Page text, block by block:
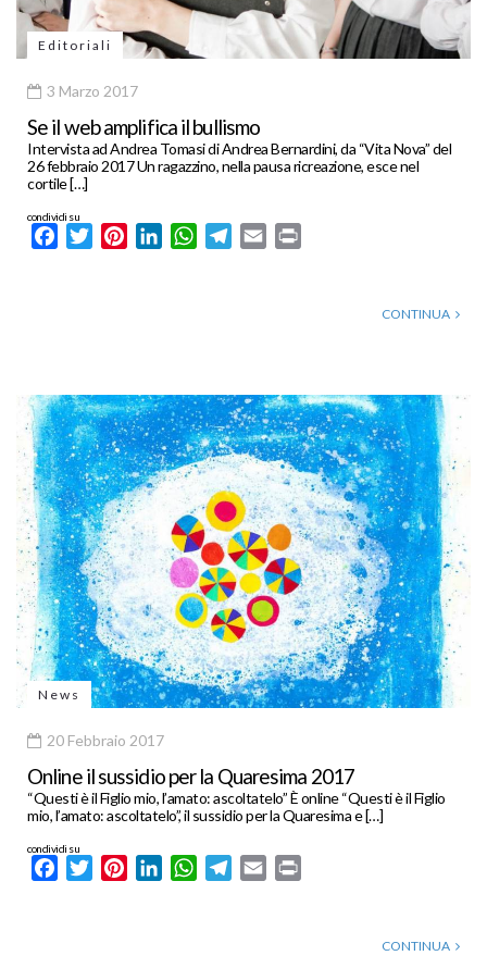
Editoriali
3 Marzo 2017
Se il web amplifica il bullismo
Intervista ad Andrea Tomasi di Andrea Bernardini, da “Vita Nova” del
26 febbraio 2017 Un ragazzino, nella pausa ricreazione, esce nel
cortile […]
condividi su
FacebookTwitterPinterestLinkedInWhatsApp
Telegram
Email
CONTINUA
News
20 Febbraio 2017
Online il sussidio per la Quaresima 2017
“Questi è il Figlio mio, l’amato: ascoltatelo” È online “Questi è il Figlio
mio, l’amato: ascoltatelo”, il sussidio per la Quaresima e […]
condividi su
FacebookTwitterPinterestLinkedInWhatsApp
Telegram
Email
CONTINUA